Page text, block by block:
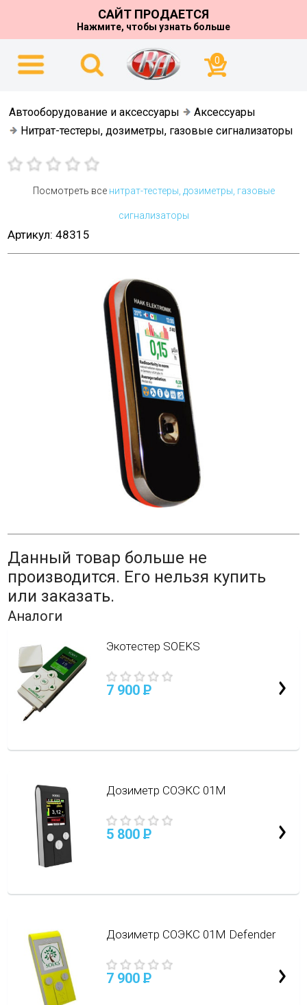
САЙТ ПРОДАЕТСЯ
Нажмите, чтобы узнать больше
0
Автооборудование и аксессуары
Аксессуары
Нитрат-тестеры, дозиметры, газовые сигнализаторы
Посмотреть все нитрат-тестеры, дозиметры, газовые
сигнализаторы
Артикул: 48315
Данный товар больше не
производится. Его нельзя купить
или заказать.
Аналоги
Экотестер SOEKS
7 900 P
Дозиметр СОЭКС 01M
5 800 P
Дозиметр СОЭКС 01M Defender
7 900 P